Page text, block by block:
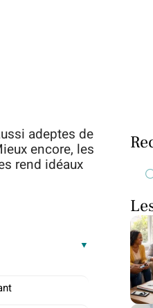
adeptes de
encore, les
rend idéaux